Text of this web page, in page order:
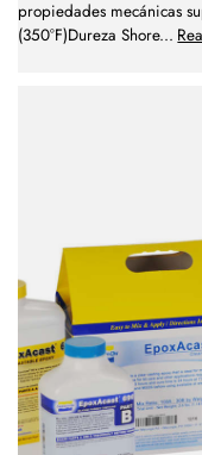
propiedades mecánicas
(350°F)Dureza Shore...